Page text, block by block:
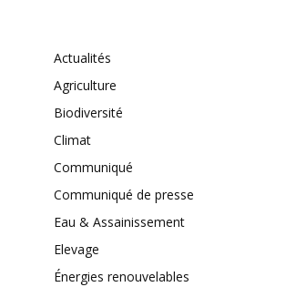
Actualités
Agriculture
Biodiversité
Climat
Communiqué
Communiqué de presse
Eau & Assainissement
Elevage
Énergies renouvelables